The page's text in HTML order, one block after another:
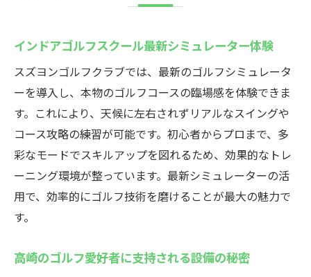
思い立った時にすぐ始められる手軽さが魅
力
ゴルフ初心者も気軽に楽しめるサポート体
制
荷物不要で仕事帰りにも通いやすい工夫
インドアゴルフスクールの充実設備で快適
体験
活の第一歩
インドアゴルフスクール最新シミュレーター体験
スズヨンゴルフクラブでは、最新のゴルフシミュレータ
ーを導入し、本物のゴルフコースの臨場感を体験できま
す。これにより、天候に左右されずリアルなスイングや
コース攻略の練習が可能です。初心者からプロまで、多
彩なモードでスキルアップを図れるため、効果的なトレ
ーニング環境が整っています。最新シミュレーターの活
用で、効率的にゴルフ技術を磨けることが最大の魅力で
す。
高崎のゴルフ愛好者に支持される設備の秘密